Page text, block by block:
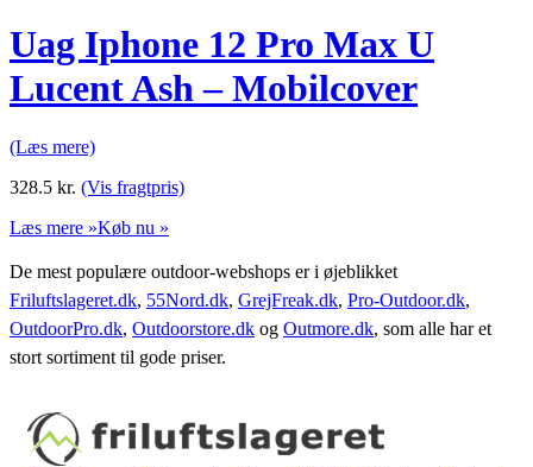
Uag Iphone 12 Pro Max U
Lucent Ash – Mobilcover
(Læs mere)
328.5 kr. (Vis fragtpris)
Læs mere »Køb nu »
De mest populære outdoor-webshops er i øjeblikket
Friluftslageret.dk, 55Nord.dk, GrejFreak.dk, Pro-Outdoor.dk,
OutdoorPro.dk, Outdoorstore.dk og Outmore.dk, som alle har et
stort sortiment til gode priser.